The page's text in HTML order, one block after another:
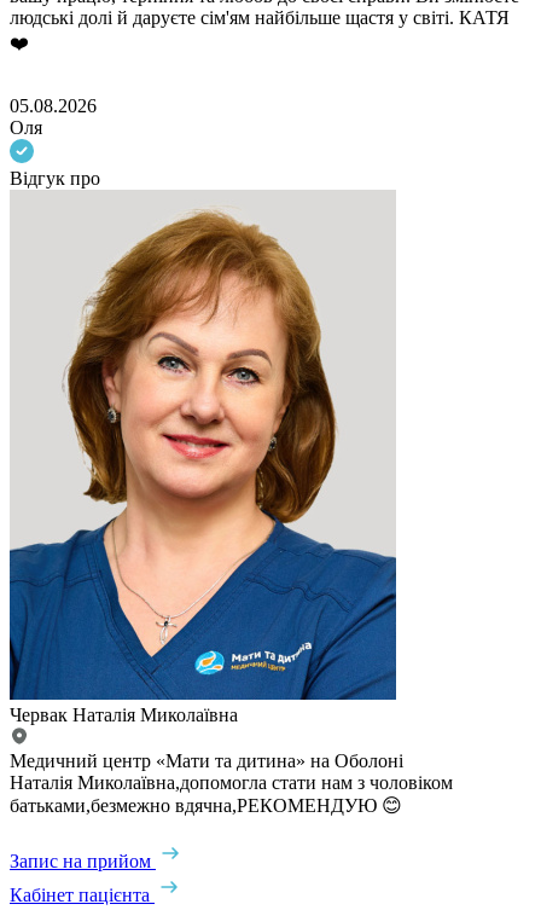
людські долі й даруєте сім'ям найбільше щастя у світі. КАТЯ
❤️
05.08.2026
Оля
Відгук про
Червак Наталія Миколаївна
Медичний центр «Мати та дитина» на Оболоні
Наталія Миколаївна,допомогла стати нам з чоловіком
батьками,безмежно вдячна,РЕКОМЕНДУЮ 😊
Запис на прийом
Кабінет пацієнта